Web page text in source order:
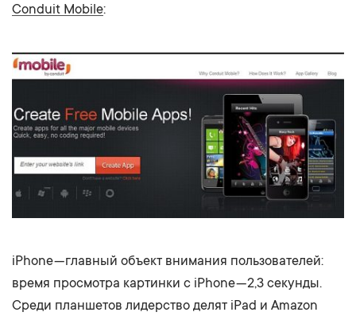
Conduit Mobile:
iPhone — главный объект внимания пользователей:
время просмотра картинки с iPhone — 2,3 секунды.
Среди планшетов лидерство делят iPad и Amazon